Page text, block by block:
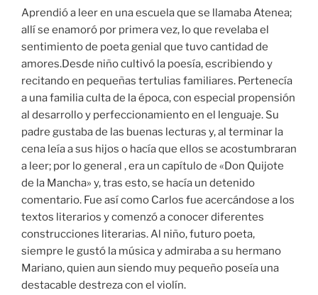
Aprendió a leer en una escuela que se llamaba Atenea;
allí se enamoró por primera vez, lo que revelaba el
sentimiento de poeta genial que tuvo cantidad de
amores.Desde niño cultivó la poesía, escribiendo y
recitando en pequeñas tertulias familiares. Pertenecía
a una familia culta de la época, con especial propensión
al desarrollo y perfeccionamiento en el lenguaje. Su
padre gustaba de las buenas lecturas y, al terminar la
cena leía a sus hijos o hacía que ellos se acostumbraran
a leer; por lo general , era un capítulo de «Don Quijote
de la Mancha» y, tras esto, se hacía un detenido
comentario. Fue así como Carlos fue acercándose a los
textos literarios y comenzó a conocer diferentes
construcciones literarias. Al niño, futuro poeta,
siempre le gustó la música y admiraba a su hermano
Mariano, quien aun siendo muy pequeño poseía una
destacable destreza con el violín.